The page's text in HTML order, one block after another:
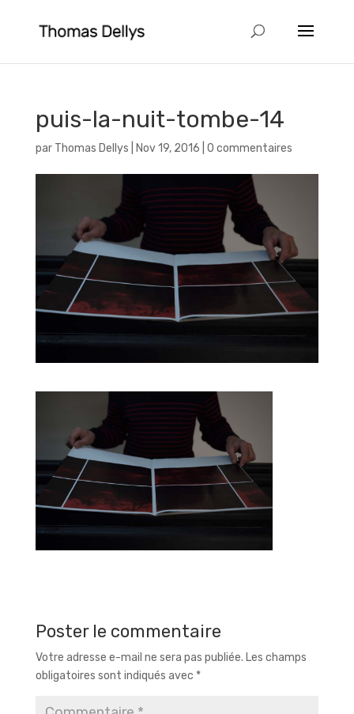
puis-la-nuit-tombe-14
par Thomas Dellys Nov 19, 2016 0 commentaires
Poster le commentaire
Votre adresse e-mail ne sera pas publiée. Les champs
obligatoires sont indiqués avec *